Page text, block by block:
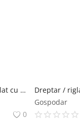
Dreptar / rigla de nivelat cu boloboc si manere SLXG 2, 250cm - Sola-02074901
0
Gospodar